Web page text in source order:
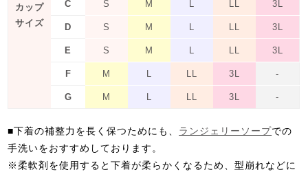
カップ
サイズ
C S M L LL 3L
D S M L LL 3L
E S M L LL 3L
F M L LL 3L -
G M L LL 3L -
■下着の補整力を長く保つためにも、 ランジェリーソープでの
手洗いをおすすめしております。
※柔軟剤を使用すると下着が柔らかくなるため、型崩れなどに